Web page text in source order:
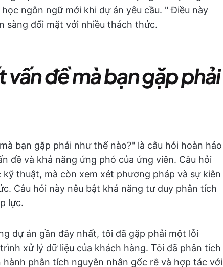
ngôn ngữ mới khi dự án yêu cầu. " Điều này
sàng đối mặt với nhiều thách thức.
vấn đề mà bạn gặp phải
bạn gặp phải như thế nào?" là câu hỏi hoàn hảo
đề và khả năng ứng phó của ứng viên. Câu hỏi
thuật, mà còn xem xét phương pháp và sự kiên
Câu hỏi này nêu bật khả năng tư duy phân tích
lực.
dự án gần đây nhất, tôi đã gặp phải một lỗi
xử lý dữ liệu của khách hàng. Tôi đã phân tích
phân tích nguyên nhân gốc rễ và hợp tác với